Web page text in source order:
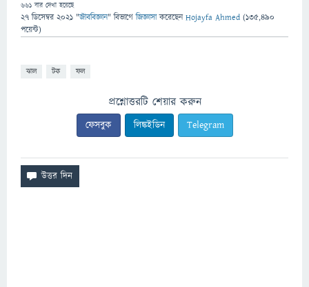
661 বার দেখা হয়েছে
27 ডিসেম্বর 2021 "জীববিজ্ঞান" বিভাগে জিজ্ঞাসাকরেছেনHojayfa Ahmed (135,490
পয়েন্ট)
ঝাল টক ফল
প্রশ্নোত্তরটি শেয়ার করুন
ফেসবুক লিঙ্কইডিন Telegram